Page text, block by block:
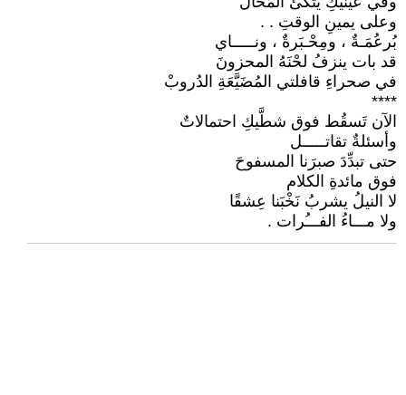
وعلى يمينِ الوقتِ . .
بُرعُمَـةٌ ، ومِحْـبَرةٌ ، ونـــــاي
قد بات ينزفُ لحْنَهُ المحزونَ
في صحراءِ قافلتي المُضَيَّعَةِ الدُروبْ
****
الآن تَسقُط فوق شطَّيكِ احتمالاتٌ
وأسئلةٌ تقاتـــــل
حتى تبدِّدَ صبرَنا المسفوحَ
فوق مائدةِ الكلام
لا النيلُ يشربُ نَخْبَنا عِشقًا
ولا مـــاءُ الفـــُرات .